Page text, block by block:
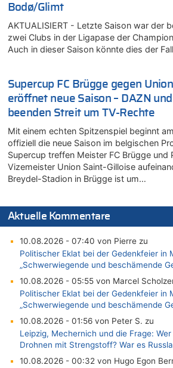
Bodø/Glimt
AKTUALISIERT - Letzte Saison war der
zwei Clubs in der Ligapase der
Auch in dieser Saison könnte dies der
Supercup FC Brügge gegen
eröffnet neue Saison – DAZN
beenden Streit um TV-Rechte
Mit einem echten Spitzenspiel beginnt
offiziell die neue Saison im belgischen
Supercup treffen Meister FC Brügge und
Vizemeister Union Saint-Gilloise
Breydel-Stadion in Brügge ist um…
Aktuelle Kommentare
10.08.2026 - 07:40 von Pierre zu
Politischer Eklat bei der Gedenkfeier in
„Schwerwiegende und beschämende
10.08.2026 - 05:55 von Marcel
Politischer Eklat bei der Gedenkfeier in
„Schwerwiegende und beschämende
10.08.2026 - 01:56 von Peter S. zu
Leipzig, Mechernich und die Frage:
Drohnen mit Strengstoff? War es
10.08.2026 - 00:32 von Hugo Egon